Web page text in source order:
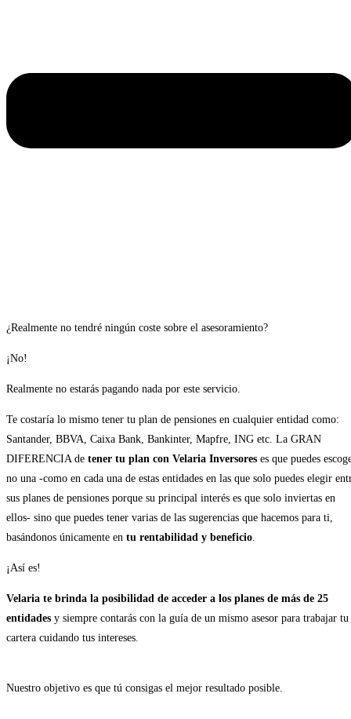
¿Realmente no tendré ningún coste sobre el asesoramiento?
¡No!
Realmente no estarás pagando nada por este servicio.
Te costaría lo mismo tener tu plan de pensiones en cualquier entidad como:
Santander, BBVA, Caixa Bank, Bankinter, Mapfre, ING etc. La GRAN
DIFERENCIA de tener tu plan con Velaria Inversores es que puedes
no una -como en cada una de estas entidades en las que solo puedes elegir
sus planes de pensiones porque su principal interés es que solo inviertas en
ellos- sino que puedes tener varias de las sugerencias que hacemos para ti,
basándonos únicamente en tu rentabilidad y beneficio.
¡Así es!
Velaria te brinda la posibilidad de acceder a los planes de más de 25
entidades y siempre contarás con la guía de un mismo asesor para trabajar tu
cartera cuidando tus intereses.
Nuestro objetivo es que tú consigas el mejor resultado posible.